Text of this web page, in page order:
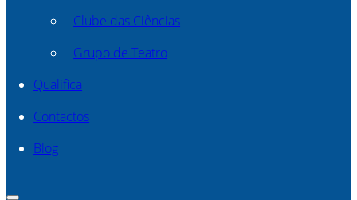
Clube das Ciências
Grupo de Teatro
Qualifica
Contactos
Blog